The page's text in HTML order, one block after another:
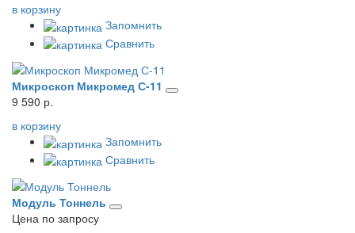
в корзину
Запомнить
Сравнить
Микроскоп Микромед С-11
9 590 р.
в корзину
Запомнить
Сравнить
Модуль Тоннель
Цена по запросу